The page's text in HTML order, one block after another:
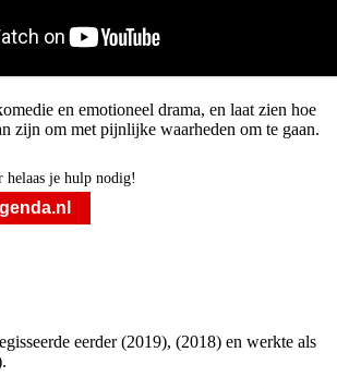
en emotioneel drama, en laat zien hoe
zijn om met pijnlijke waarheden om te gaan.
helaas je hulp nodig!
eerder(2019), (2018) en werkte als